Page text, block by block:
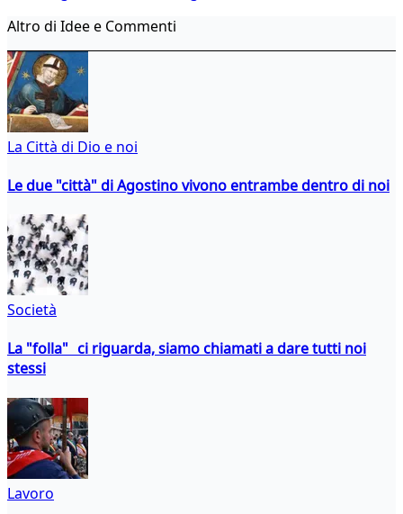
Altro di Idee e Commenti
La Città di Dio e noi
Le due "città" di Agostino vivono entrambe dentro di noi
Società
La "folla" ci riguarda, siamo chiamati a dare tutti noi
stessi
Lavoro